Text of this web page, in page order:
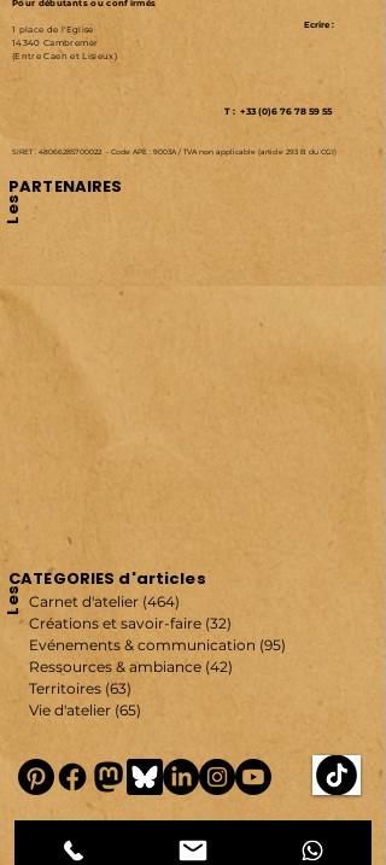
Pour débutants ou confirmés
1 place de l'Eglise
14340 Cambremer
(Entre Caen et Lisieux)
Ecrire :
SIRET : 48066285700022 - Code APE : 9003A / TVA non applicable (article 293 B du CGI)
T : +33 (0)6 76 78 59 55
Les
PARTENAIRES
Carnet d'atelier (464)
Créations et savoir-faire (32)
Evénements & communication (95)
Ressources & ambiance (42)
Territoires (63)
Vie d'atelier (65)
Les
CATEGORIES d'articles